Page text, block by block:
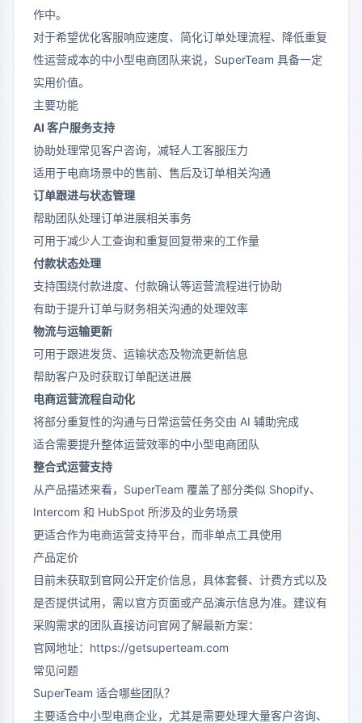
作中。
对于希望优化客服响应速度、简化订单处理流程、降低重复
性运营成本的中小型电商团队来说，SuperTeam 具备一定
实用价值。
主要功能
AI 客户服务支持
协助处理常见客户咨询，减轻人工客服压力
适用于电商场景中的售前、售后及订单相关沟通
订单跟进与状态管理
帮助团队处理订单进展相关事务
可用于减少人工查询和重复回复带来的工作量
付款状态处理
支持围绕付款进度、付款确认等运营流程进行协助
有助于提升订单与财务相关沟通的处理效率
物流与运输更新
可用于跟进发货、运输状态及物流更新信息
帮助客户及时获取订单配送进展
电商运营流程自动化
将部分重复性的沟通与日常运营任务交由 AI 辅助完成
适合需要提升整体运营效率的中小型电商团队
整合式运营支持
从产品描述来看，SuperTeam 覆盖了部分类似 Shopify、
Intercom 和 HubSpot 所涉及的业务场景
更适合作为电商运营支持平台，而非单点工具使用
产品定价
目前未获取到官网公开定价信息，具体套餐、计费方式以及
是否提供试用，需以官方页面或产品演示信息为准。建议有
采购需求的团队直接访问官网了解最新方案：
官网地址： https://getsuperteam.com
常见问题
SuperTeam 适合哪些团队？
主要适合中小型电商企业，尤其是需要处理大量客户咨询、